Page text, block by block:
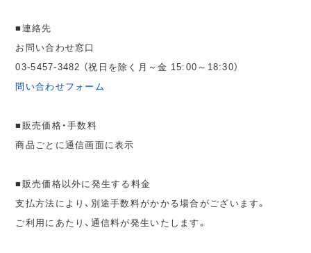
■連絡先
お問い合わせ窓口
03-5457-3482 （祝日を除く月～金 15:00～18:30）
問い合わせフォーム
■販売価格・手数料
商品ごとに通信画面に表示
■販売価格以外に発生する料金
支払方法により、別途手数料がかかる場合がございます。
ご利用にあたり、通信料が発生いたします。